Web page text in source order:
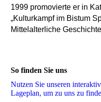
1999 promovierte er in
„Kulturkampf im Bistum
Mittelalterliche
So finden Sie uns
Nutzen Sie unseren
La­ge­plan, um zu uns zu